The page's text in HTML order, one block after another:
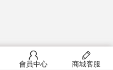
󰂢
會員中心
󰄦
商城客服